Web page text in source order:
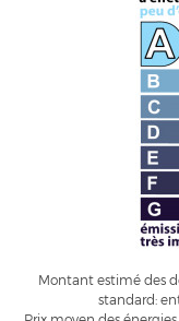
Montant estimé des
standard: